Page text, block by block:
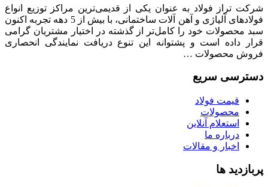
شرکت تراز فولاد به عنوان یکی از قدیمی‌ترین مراکز توزیع انواع
فولادهای آلیاژی و آهن آلات ساختمانی، با بیش از 5 دهه تجربه اکنون
سبد محصولات خود را کامل‌تر از گذشته در اختیار مشتریان گرامی
قرار داده است و پشتوانه این تنوع دریافت نمایندگی انحصاری
فروش محصولات …
دسترسی سریع
قیمت فولاد
محصولات
استعلام آنلاین
درباره ما
اخبار و مقالات
پربازدید ها